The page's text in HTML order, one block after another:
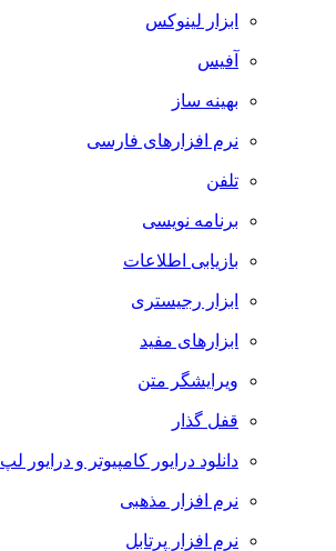
ابزار لینوکس
آفیس
بهینه ساز
نرم افزارهای فارسی
تلفن
برنامه نویسی
بازیابی اطلاعات
ابزار رجیستری
ابزارهای مفید
ویرایشگر متن
قفل گذار
دانلود درایور کامپیوتر و درایور
نرم افزار مذهبی
نرم افزار پرتابل